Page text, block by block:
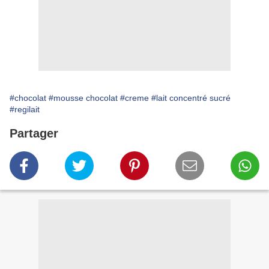
#chocolat #mousse chocolat #creme #lait concentré sucré
#regilait
Partager